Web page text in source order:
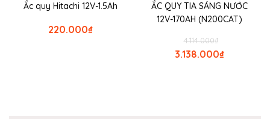
Ắc quy Hitachi 12V-1.5Ah
₫
220.000
ẮC QUY TIA SÁNG NƯỚC
12V-170AH (N200CAT)
₫
4.114.000
₫
3.138.000